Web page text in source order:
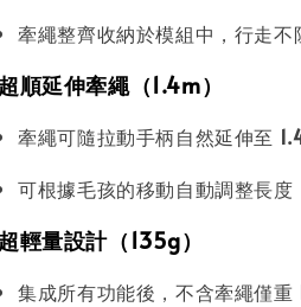
牽繩整齊收納於模組中，行走不
順延伸牽繩（1.4m）
牽繩可隨拉動手柄自然延伸至
可根據毛孩的移動自動調整長度
輕量設計（135g）
集成所有功能後，不含牽繩僅重